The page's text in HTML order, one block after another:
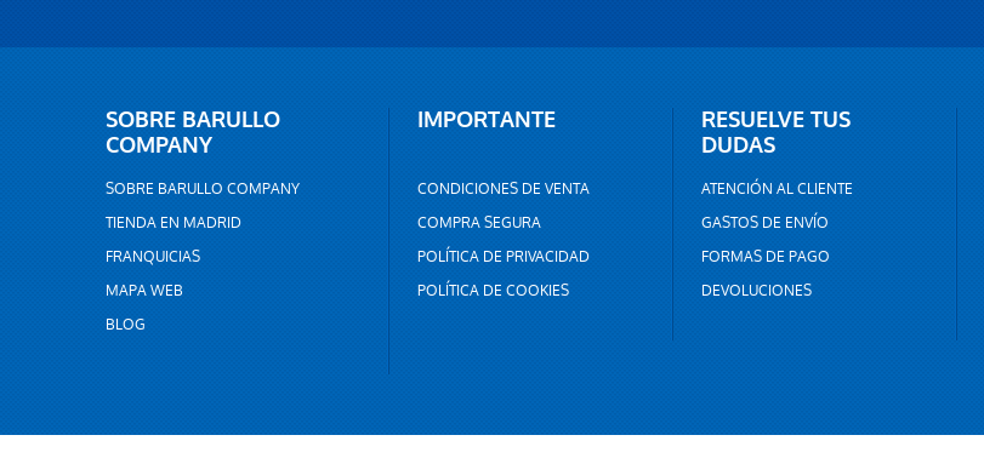
SOBRE BARULLO
COMPANY
SOBRE BARULLO COMPANY
TIENDA EN MADRID
FRANQUICIAS
MAPA WEB
BLOG
IMPORTANTE
CONDICIONES DE VENTA
COMPRA SEGURA
POLÍTICA DE PRIVACIDAD
POLÍTICA DE COOKIES
RESUELVE TUS
DUDAS
ATENCIÓN AL CLIENTE
GASTOS DE ENVÍO
FORMAS DE PAGO
DEVOLUCIONES